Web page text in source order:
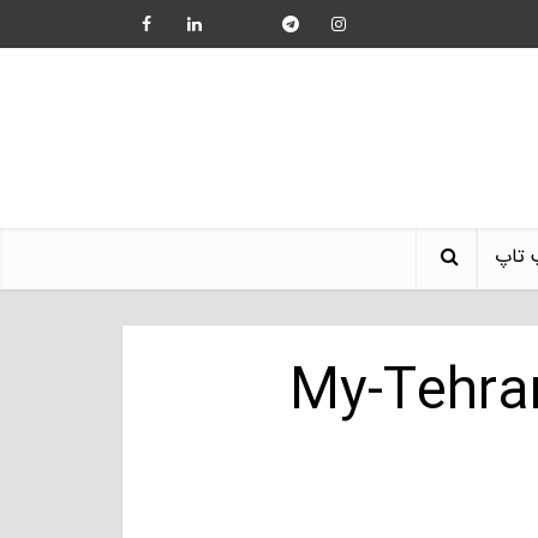
تاپ
My-